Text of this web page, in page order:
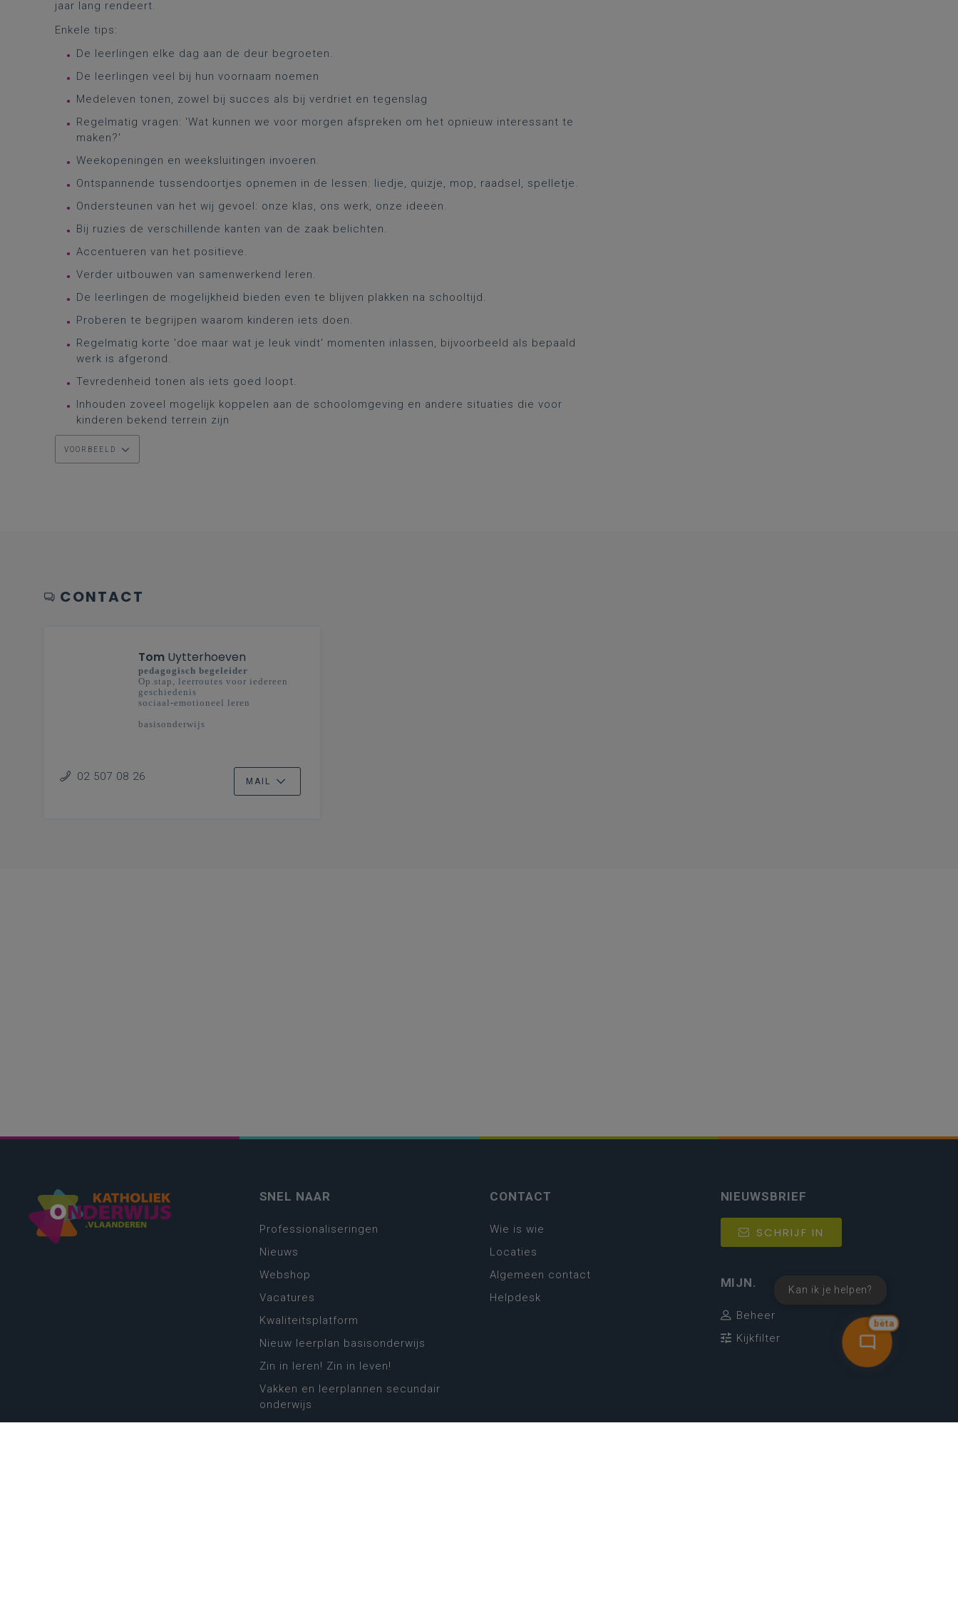
jaar lang rendeert.
Enkele tips:
De leerlingen elke dag aan de deur begroeten.
De leerlingen veel bij hun voornaam noemen
Medeleven tonen, zowel bij succes als bij verdriet en tegenslag
Regelmatig vragen: 'Wat kunnen we voor morgen afspreken om het opnieuw interessant te
maken?'
Weekopeningen en weeksluitingen invoeren.
Ontspannende tussendoortjes opnemen in de lessen: liedje, quizje, mop, raadsel, spelletje.
Ondersteunen van het wij gevoel: onze klas, ons werk, onze ideeën.
Bij ruzies de verschillende kanten van de zaak belichten.
Accentueren van het positieve.
Verder uitbouwen van samenwerkend leren.
De leerlingen de mogelijkheid bieden even te blijven plakken na schooltijd.
Proberen te begrijpen waarom kinderen iets doen.
Regelmatig korte 'doe maar wat je leuk vindt' momenten inlassen, bijvoorbeeld als bepaald
werk is afgerond.
Tevredenheid tonen als iets goed loopt.
Inhouden zoveel mogelijk koppelen aan de schoolomgeving en andere situaties die voor
kinderen bekend terrein zijn
VOORBEELD
CONTACT
Tom Uytterhoeven
pedagogisch begeleider
Op.stap, leerroutes voor iedereen
geschiedenis
sociaal-emotioneel leren
basisonderwijs
02 507 08 26 MAIL
bèta
Kan ik je helpen?
SNEL NAAR
Professionaliseringen
Nieuws
Webshop
Vacatures
Kwaliteitsplatform
Nieuw leerplan basisonderwijs
Zin in leren! Zin in leven!
Vakken en leerplannen secundair
onderwijs
CONTACT
Wie is wie
Locaties
Algemeen contact
Helpdesk
NIEUWSBRIEF
SCHRIJF IN
MIJN.
Beheer
Kijkfilter